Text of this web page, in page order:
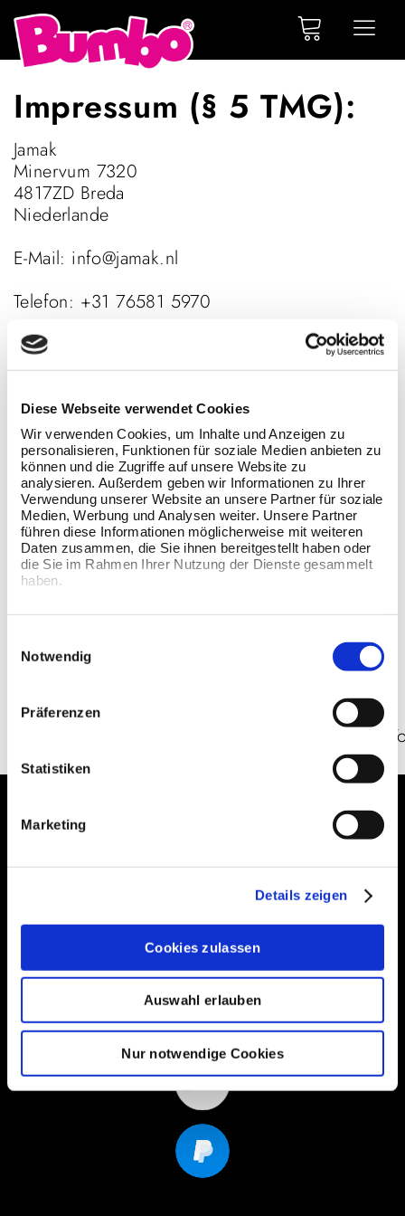
Diese Webseite verwendet Cookies
Wir verwenden Cookies, um Inhalte und Anzeigen zu
personalisieren, Funktionen für soziale Medien anbieten zu
können und die Zugriffe auf unsere Website zu
analysieren. Außerdem geben wir Informationen zu Ihrer
Verwendung unserer Website an unsere Partner für soziale
Medien, Werbung und Analysen weiter. Unsere Partner
führen diese Informationen möglicherweise mit weiteren
Daten zusammen, die Sie ihnen bereitgestellt haben oder
die Sie im Rahmen Ihrer Nutzung der Dienste gesammelt
haben.
Notwendig
Präferenzen
Statistiken
Marketing
Details zeigen
Cookies zulassen
Auswahl erlauben
Nur notwendige Cookies
Impressum (§ 5 TMG):
Jamak
Minervum 7320
4817ZD Breda
Niederlande
E-Mail: info@jamak.nl
Telefon: +31 76581 5970
vertreten durch den Geschäftsführer:
Jan Molenschot
Umsatzsteuer-Identifikationsnummer:
NL01033361
Handelsregisternummer: 20078300
Handelsregister: The Netherlands Chamber of
Commerce Commercial Register
Verantwortlich für den Inhalt i.S.d. Art. 55 Abs.
Plattform der EU-Kommission zur
Online-
https://ec.europa.eu/consumers/
Service Kontaktiere uns